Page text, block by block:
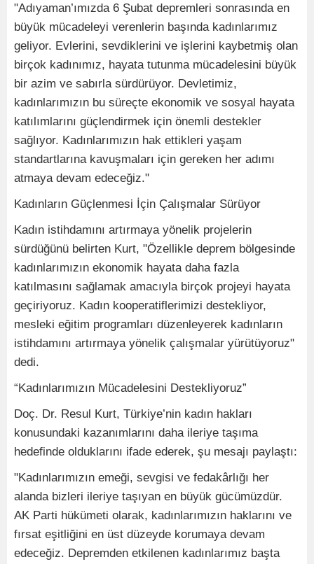
"Adıyaman’ımızda 6 Şubat depremleri sonrasında en
büyük mücadeleyi verenlerin başında kadınlarımız
geliyor. Evlerini, sevdiklerini ve işlerini kaybetmiş olan
birçok kadınımız, hayata tutunma mücadelesini büyük
bir azim ve sabırla sürdürüyor. Devletimiz,
kadınlarımızın bu süreçte ekonomik ve sosyal hayata
katılımlarını güçlendirmek için önemli destekler
sağlıyor. Kadınlarımızın hak ettikleri yaşam
standartlarına kavuşmaları için gereken her adımı
atmaya devam edeceğiz."
Kadınların Güçlenmesi İçin Çalışmalar Sürüyor
Kadın istihdamını artırmaya yönelik projelerin
sürdüğünü belirten Kurt, "Özellikle deprem bölgesinde
kadınlarımızın ekonomik hayata daha fazla
katılmasını sağlamak amacıyla birçok projeyi hayata
geçiriyoruz. Kadın kooperatiflerimizi destekliyor,
mesleki eğitim programları düzenleyerek kadınların
istihdamını artırmaya yönelik çalışmalar yürütüyoruz"
dedi.
“Kadınlarımızın Mücadelesini Destekliyoruz”
Doç. Dr. Resul Kurt, Türkiye’nin kadın hakları
konusundaki kazanımlarını daha ileriye taşıma
hedefinde olduklarını ifade ederek, şu mesajı paylaştı:
"Kadınlarımızın emeği, sevgisi ve fedakârlığı her
alanda bizleri ileriye taşıyan en büyük gücümüzdür.
AK Parti hükümeti olarak, kadınlarımızın haklarını ve
fırsat eşitliğini en üst düzeyde korumaya devam
edeceğiz. Depremden etkilenen kadınlarımız başta